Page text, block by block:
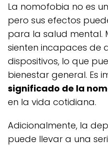
La nomofobia no es
pero sus efectos
para la salud mental.
sienten incapaces de
dispositivos, lo que
bienestar general. Es
significado de la
en la vida cotidiana.
Adicionalmente, la
puede llevar a una